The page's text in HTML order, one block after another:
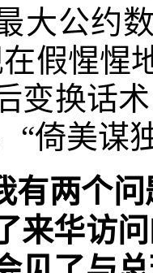
大公约
假惺惺
变换话
“倚美谋
有两个
来华访